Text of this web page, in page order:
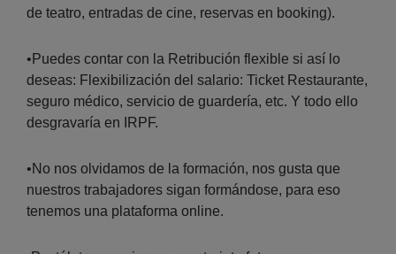
de teatro, entradas de cine, reservas en booking).
•Puedes contar con la Retribución flexible si así lo
deseas: Flexibilización del salario: Ticket Restaurante,
seguro médico, servicio de guardería, etc. Y todo ello
desgravaría en IRPF.
•No nos olvidamos de la formación, nos gusta que
nuestros trabajadores sigan formándose, para eso
tenemos una plataforma online.